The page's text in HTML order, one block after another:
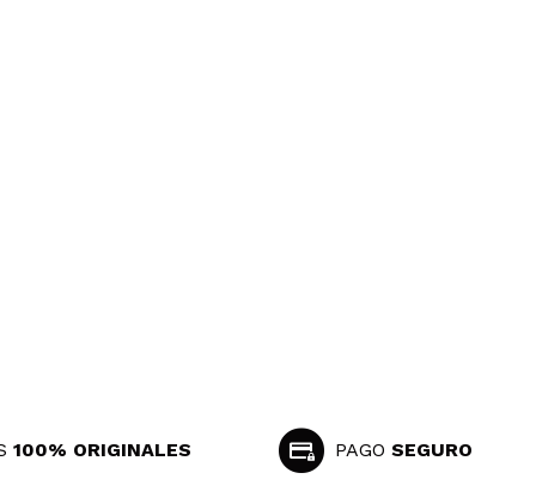
100% ORIGINALES PAGO SEGURO